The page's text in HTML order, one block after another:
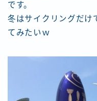
です。
冬はサイクリングだけ
てみたいｗ